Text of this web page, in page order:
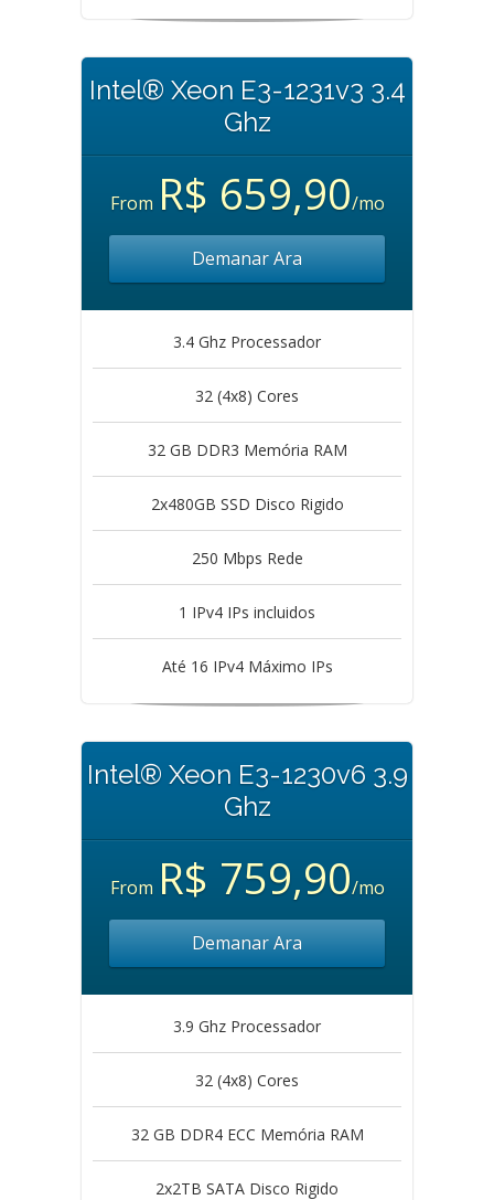
Intel® Xeon E3-1231v3 3.4
Ghz
From R$ 659,90/mo
Demanar Ara
3.4 Ghz Processador
32 (4x8) Cores
32 GB DDR3 Memória RAM
2x480GB SSD Disco Rigido
250 Mbps Rede
1 IPv4 IPs incluidos
Até 16 IPv4 Máximo IPs
Intel® Xeon E3-1230v6 3.9
Ghz
From R$ 759,90/mo
Demanar Ara
3.9 Ghz Processador
32 (4x8) Cores
32 GB DDR4 ECC Memória RAM
2x2TB SATA Disco Rigido